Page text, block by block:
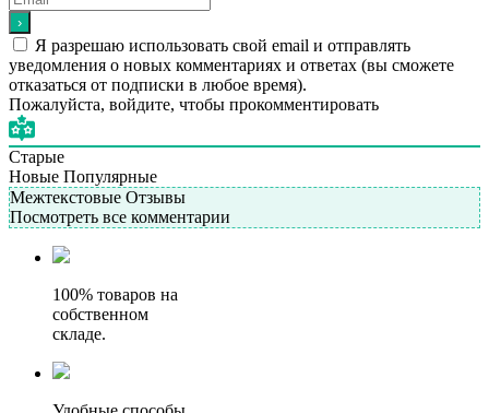
Я разрешаю использовать свой email и отправлять
уведомления о новых комментариях и ответах (вы cможете
отказаться от подписки в любое время).
Пожалуйста, войдите, чтобы прокомментировать
Старые
Новые Популярные
Межтекстовые Отзывы
Посмотреть все комментарии
100% товаров на
собственном
складе.